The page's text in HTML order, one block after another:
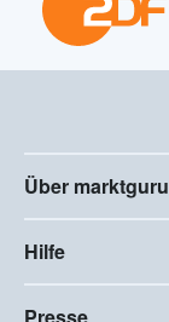
Über marktguru
Hilfe